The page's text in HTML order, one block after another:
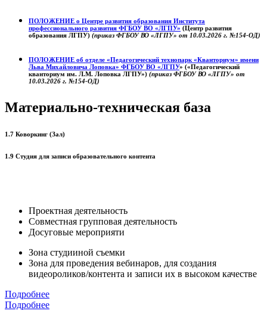
ПОЛОЖЕНИЕ о Центре развития образования Института
профессионального развития ФГБОУ ВО «ЛГПУ» (Центр развития
образования ЛГПУ) (приказ ФГБОУ ВО «ЛГПУ» от 10.03.2026 г. №154-ОД)
ПОЛОЖЕНИЕ об отделе «Педагогический технопарк «Кванториум» имени
Льва Михайловича Лоповка» ФГБОУ ВО «ЛГПУ» («Педагогический
кванториум им. Л.М. Лоповка ЛГПУ») (приказ ФГБОУ ВО «ЛГПУ» от
10.03.2026 г. №154-ОД)
Материально-техническая база
1.7 Коворкинг (Зал)
1.9 Студия для записи образовательного контента
Проектная деятельность
Совместная групповая деятельность
Досуговые мероприяти
Зона студииной съемки
Зона для проведения вебинаров, для создания
видеороликов/контента и записи их в высоком качестве
Подробнее
Подробнее